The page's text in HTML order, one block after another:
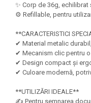
Hartie si carton
Hartie Creponata,
Glasata
Mape Birou/ Dosare
Trusa geometrie
Rigle, echere si
✨ Corp de 36g,
⚙️ Refillable, pentru
**CARACTERISTICI
✔ Material metalic
✔ Mecanism clic pentru
✔ Design compact și
✔ Culoare modernă,
**UTILIZĂRI IDEALE**
✍️ Pentru semnarea